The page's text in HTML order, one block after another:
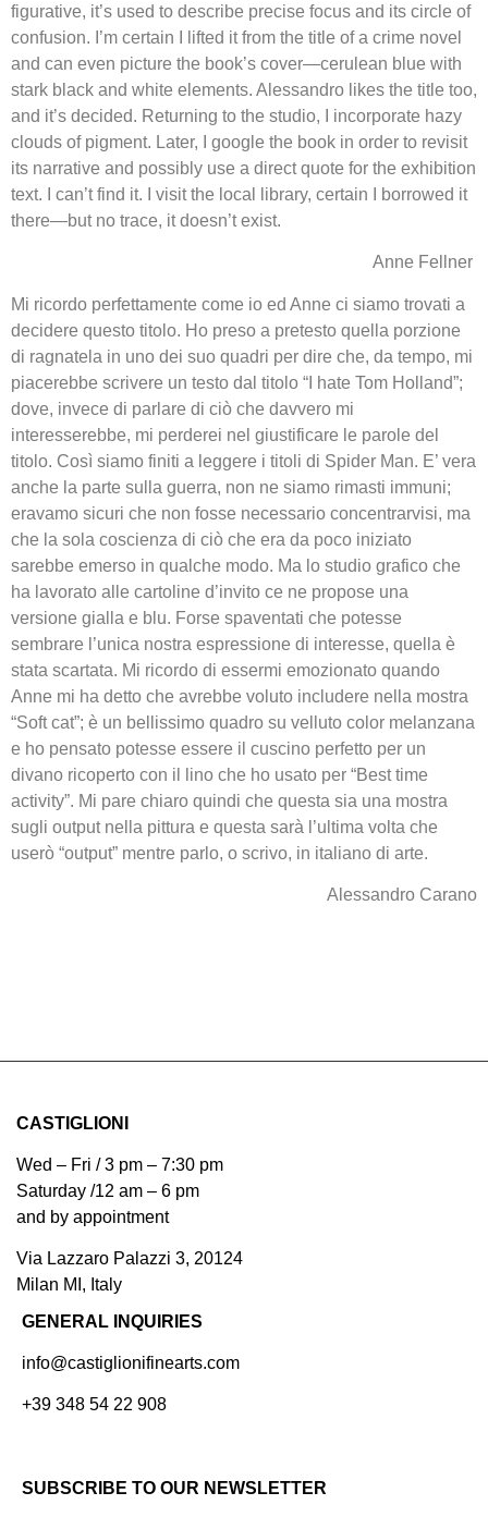
figurative, it’s used to describe precise focus and its circle of
confusion. I’m certain I lifted it from the title of a crime novel
and can even picture the book’s cover—cerulean blue with
stark black and white elements. Alessandro likes the title too,
and it’s decided. Returning to the studio, I incorporate hazy
clouds of pigment. Later, I google the book in order to revisit
its narrative and possibly use a direct quote for the exhibition
text. I can’t find it. I visit the local library, certain I borrowed it
there—but no trace, it doesn’t exist.
Anne Fellner
Mi ricordo perfettamente come io ed Anne ci siamo trovati a
decidere questo titolo. Ho preso a pretesto quella porzione
di ragnatela in uno dei suo quadri per dire che, da tempo, mi
piacerebbe scrivere un testo dal titolo “I hate Tom Holland”;
dove, invece di parlare di ciò che davvero mi
interesserebbe, mi perderei nel giustificare le parole del
titolo. Così siamo finiti a leggere i titoli di Spider Man. E’ vera
anche la parte sulla guerra, non ne siamo rimasti immuni;
eravamo sicuri che non fosse necessario concentrarvisi, ma
che la sola coscienza di ciò che era da poco iniziato
sarebbe emerso in qualche modo. Ma lo studio grafico che
ha lavorato alle cartoline d’invito ce ne propose una
versione gialla e blu. Forse spaventati che potesse
sembrare l’unica nostra espressione di interesse, quella è
stata scartata. Mi ricordo di essermi emozionato quando
Anne mi ha detto che avrebbe voluto includere nella mostra
“Soft cat”; è un bellissimo quadro su velluto color melanzana
e ho pensato potesse essere il cuscino perfetto per un
divano ricoperto con il lino che ho usato per “Best time
activity”. Mi pare chiaro quindi che questa sia una mostra
sugli output nella pittura e questa sarà l’ultima volta che
userò “output” mentre parlo, o scrivo, in italiano di arte.
Alessandro Carano
CASTIGLIONI
Wed – Fri / 3 pm – 7:30 pm
Saturday /12 am – 6 pm
and by appointment
Via Lazzaro Palazzi 3, 20124
Milan MI, Italy
GENERAL INQUIRIES
info@castiglionifinearts.com
+39 348 54 22 908
SUBSCRIBE TO OUR NEWSLETTER